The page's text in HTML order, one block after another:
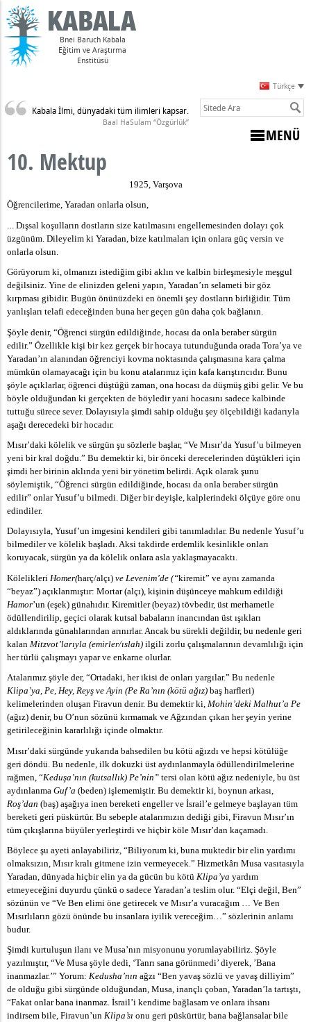
Bnei Baruch Kabala
Eğitim ve Araştırma
Enstitüsü
Türkçe
Kabala İlmi, dünyadaki tüm ilimleri kapsar.
Baal HaSulam “Özgürlük”
MENÜ
10. Mektup
1925, Varşova
Öğrencilerime, Yaradan onlarla olsun,
… Dışsal koşulların dostların size katılmasını engellemesinden dolayı çok
üzgünüm. Dileyelim ki Yaradan, bize katılmaları için onlara güç versin ve
onlarla olsun.
Görüyorum ki, olmanızı istediğim gibi aklın ve kalbin birleşmesiyle meşgul
değilsiniz. Yine de elinizden geleni yapın, Yaradan’ın selameti bir göz
kırpması gibidir. Bugün önünüzdeki en önemli şey dostların birliğidir. Tüm
yanlışları telafi edeceğinden buna her geçen gün daha çok bağlanın.
Şöyle denir, “Öğrenci sürgün edildiğinde, hocası da onla beraber sürgün
edilir.” Özellikle kişi bir kez gerçek bir hocaya tutunduğunda orada Tora’ya ve
Yaradan’ın alanından öğrenciyi kovma noktasında çalışmasına kara çalma
mümkün olamayacağı için bu konu atalarımız için kafa karıştırıcıdır. Bunu
şöyle açıklarlar, öğrenci düştüğü zaman, ona hocası da düşmüş gibi gelir. Ve bu
böyle olduğundan ki gerçekten de böyledir yani hocasını sadece kalbinde
tuttuğu sürece sever. Dolayısıyla şimdi sahip olduğu şey ölçebildiği kadarıyla
aşağı derecedeki bir hocadır.
Mısır’daki kölelik ve sürgün şu sözlerle başlar, “Ve Mısır’da Yusuf’u bilmeyen
yeni bir kral doğdu.” Bu demektir ki, bir önceki derecelerinden düştükleri için
şimdi her birinin aklında yeni bir yönetim belirdi. Açık olarak şunu
söylemiştik, “Öğrenci sürgün edildiğinde, hocası da onla beraber sürgün
edilir” onlar Yusuf’u bilmedi. Diğer bir deyişle, kalplerindeki ölçüye göre onu
edindiler.
Dolayısıyla, Yusuf’un imgesini kendileri gibi tanımladılar. Bu nedenle Yusuf’u
bilmediler ve kölelik başladı. Aksi takdirde erdemlik kesinlikle onları
koruyacak, sürgün ya da kölelik onlara asla yaklaşmayacaktı.
Kölelikleri Homer(harç/alçı) ve Levenim’de (“kiremit” ve aynı zamanda
“beyaz”) açıklanmıştır: Mortar (alçı), kişinin düşünceye mahkum edildiği
Hamor’un (eşek) günahıdır. Kiremitler (beyaz) tövbedir, üst merhametle
ödüllendirilip, geçici olarak kutsal babaların inancından üst ışıkları
aldıklarında günahlarından arınırlar. Ancak bu sürekli değildir, bu nedenle geri
kalan Mitzvot’larıyla (emirler/ıslah) ilgili zorlu çalışmalarının devamlılığı için
her türlü çalışmayı yapar ve enkarne olurlar.
Atalarımız şöyle der, “Ortadaki, her ikisi de onları yargılar.” Bu nedenle
Klipa’ya, Pe, Hey, Reyş ve Ayin (Pe Ra’nın (kötü ağız) baş harfleri)
kelimelerinden oluşan Firavun denir. Bu demektir ki, Mohin’deki Malhut’a Pe
(ağız) denir, bu O’nun sözünü kırmamak ve Ağzından çıkan her şeyin yerine
getirileceğinin kararlılığı içinde olmaktır.
Mısır’daki sürgünde yukarıda bahsedilen bu kötü ağızdı ve hepsi kötülüğe
geri döndü. Bu nedenle, ilk dokuzki üst aydınlanmayla ödüllendirilmelerine
rağmen, “Keduşa’nın (kutsallık) Pe’nin” tersi olan kötü ağız nedeniyle, bu üst
aydınlanma Guf’a (beden) işlememiştir. Bu demektir ki, boynun arkası,
Roş’dan (baş) aşağıya inen bereketi engeller ve İsrail’e gelmeye başlayan tüm
bereketi geri püskürtür. Bu sebeple atalarımızın dediği gibi, Firavun Mısır’ın
tüm çıkışlarına büyüler yerleştirdi ve hiçbir köle Mısır’dan kaçamadı.
Böylece şu ayeti anlayabiliriz, “Biliyorum ki, buna muktedir bir elin yardımı
olmaksızın, Mısır kralı gitmene izin vermeyecek.” Hizmetkârı Musa vasıtasıyla
Yaradan, dünyada hiçbir elin ya da gücün bu kötü Klipa’ya yardım
etmeyeceğini duyurdu çünkü o sadece Yaradan’a teslim olur. “Elçi değil, Ben”
sözünün ve “Ve Ben elimi öne getirecek ve Mısır’a vuracağım … Ve Ben
Mısırlıların gözü önünde bu insanlara iyilik vereceğim…” sözlerinin anlamı
budur.
Şimdi kurtuluşun ilanı ve Musa’nın misyonunu yorumlayabiliriz. Şöyle
yazılmıştır, “Ve Musa şöyle dedi, ‘Tanrı sana görünmedi’ diyerek, ’Bana
inanmazlar.’” Yorum: Kedusha’nın ağzı “Ben yavaş sözlü ve yavaş dilliyim”
de olduğu gibi sürgünde olduğundan, Musa, inançlı çoban, Yaradan’la tartıştı,
“Fakat onlar bana inanmaz. İsrail’i kendime bağlasam ve onlara ihsanı
indirsem bile, Firavun’un Klipa’sı onu geri püskürtür, bana bağlansalar bile